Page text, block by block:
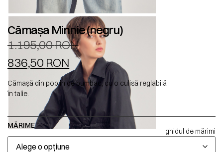
Cămașa Minnie (negru)
1.195,00RON
836,50 RON
Cămașă din poplin de bumbac, cu o culisă reglabilă
în talie.
MĂRIME
ghidul de mărimi